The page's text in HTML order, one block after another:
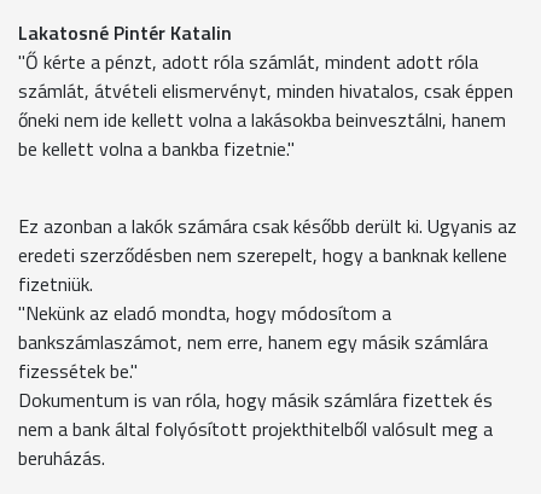
Lakatosné Pintér Katalin
"Ő kérte a pénzt, adott róla számlát, mindent adott róla
számlát, átvételi elismervényt, minden hivatalos, csak éppen
őneki nem ide kellett volna a lakásokba beinvesztálni, hanem
be kellett volna a bankba fizetnie."
Ez azonban a lakók számára csak később derült ki. Ugyanis az
eredeti szerződésben nem szerepelt, hogy a banknak kellene
fizetniük.
"Nekünk az eladó mondta, hogy módosítom a
bankszámlaszámot, nem erre, hanem egy másik számlára
fizessétek be."
Dokumentum is van róla, hogy másik számlára fizettek és
nem a bank által folyósított projekthitelből valósult meg a
beruházás.